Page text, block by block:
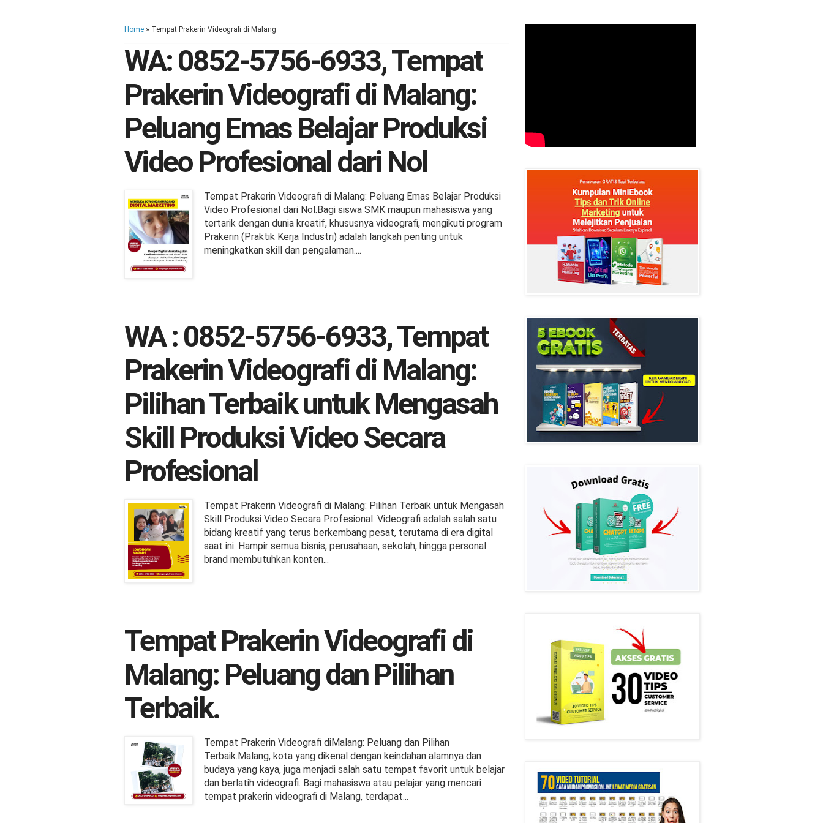
Home » Tempat Prakerin Videografi di Malang
WA: 0852-5756-6933, Tempat
Prakerin Videografi di Malang:
Peluang Emas Belajar Produksi
Video Profesional dari Nol
Tempat Prakerin Videografi di Malang: Peluang Emas Belajar Produksi
Video Profesional dari Nol.Bagi siswa SMK maupun mahasiswa yang
tertarik dengan dunia kreatif, khususnya videografi, mengikuti program
Prakerin (Praktik Kerja Industri) adalah langkah penting untuk
meningkatkan skill dan pengalaman....
WA : 0852-5756-6933, Tempat
Prakerin Videografi di Malang:
Pilihan Terbaik untuk Mengasah
Skill Produksi Video Secara
Profesional
Tempat Prakerin Videografi di Malang: Pilihan Terbaik untuk Mengasah
Skill Produksi Video Secara Profesional. Videografi adalah salah satu
bidang kreatif yang terus berkembang pesat, terutama di era digital
saat ini. Hampir semua bisnis, perusahaan, sekolah, hingga personal
brand membutuhkan konten...
Tempat Prakerin Videografi di
Malang: Peluang dan Pilihan
Terbaik.
Tempat Prakerin Videografi diMalang: Peluang dan Pilihan
Terbaik.Malang, kota yang dikenal dengan keindahan alamnya dan
budaya yang kaya, juga menjadi salah satu tempat favorit untuk belajar
dan berlatih videografi. Bagi mahasiswa atau pelajar yang mencari
tempat prakerin videografi di Malang, terdapat...